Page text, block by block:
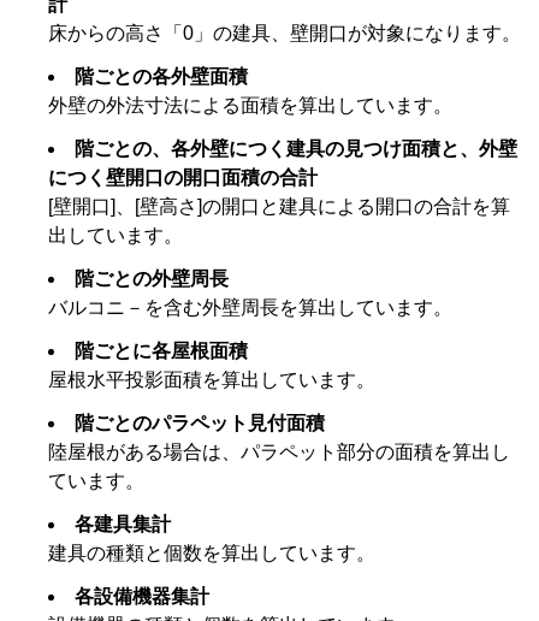
計
床からの高さ「0」の建具、壁開口が対象になります。
階ごとの各外壁面積
外壁の外法寸法による面積を算出しています。
階ごとの、各外壁につく建具の見つけ面積と、外壁
につく壁開口の開口面積の合計
[壁開口]、[壁高さ]の開口と建具による開口の合計を算
出しています。
階ごとの外壁周長
バルコニ－を含む外壁周長を算出しています。
階ごとに各屋根面積
屋根水平投影面積を算出しています。
階ごとのパラペット見付面積
陸屋根がある場合は、パラペット部分の面積を算出し
ています。
各建具集計
建具の種類と個数を算出しています。
各設備機器集計